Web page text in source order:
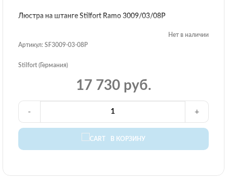
Люстра на штанге Stilfort Ramo 3009/03/08P
Нет в наличии
Артикул: SF3009-03-08P
Stilfort (Германия)
17 730 руб.
В КОРЗИНУ
- +